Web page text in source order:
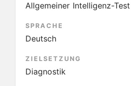
Allgemeiner Intelligenz-Test
SPRACHE
Deutsch
ZIELSETZUNG
Diagnostik